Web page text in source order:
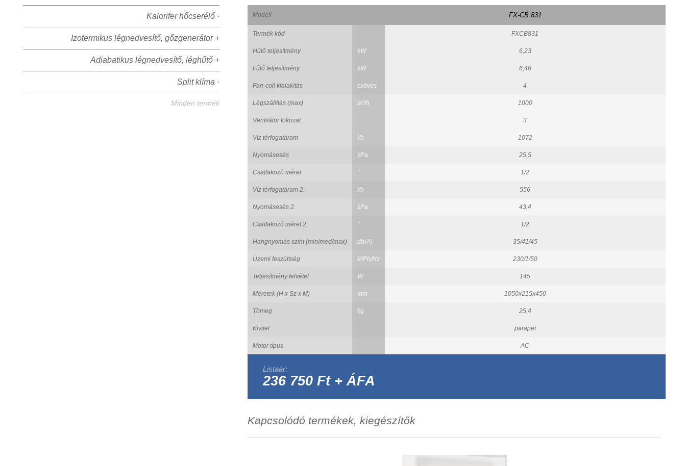
Kalorifer hőcserélő ·
Izotermikus légnedvesítő, gőzgenerátor +
Adiabatikus légnedvesítő, léghűtő +
Split klíma ·
Minden termék
Modell FX-CB 831
Termék kód FXCB831
Hűtő teljesítmény kW 6,23
Fűtő teljesítmény kW 6,46
Fan-coil kialakítás csöves 4
Légszállítás (max) m³/h 1000
Ventilátor fokozat 3
Víz térfogatáram l/h 1072
Nyomásesés kPa 25,5
Csatlakozó méret " 1/2
Víz térfogatáram 2. l/h 556
Nyomásesés 2. kPa 43,4
Csatlakozó méret 2. " 1/2
Hangnyomás szint (min/med/max) db(A) 35/41/45
Üzemi feszültség V/Ph/Hz 230/1/50
Teljesítmény felvétel W 145
Méretek (H x Sz x M) mm 1050x215x450
Tömeg kg 25,4
Kivitel parapet
Motor típus AC
Listaár:
236 750 Ft + ÁFA
Kapcsolódó termékek, kiegészítők